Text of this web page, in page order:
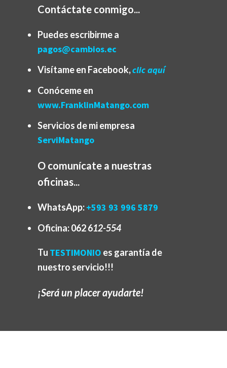
Contáctate conmigo...
Puedes escribirme a
pagos@cambios.ec
Visítame en Facebook,clic aquí
Conóceme en
www.FranklinMatango.com
Servicios de mi empresa
ServiMatango
O comunícate a nuestras
oficinas...
WhatsApp:+593 93 996 5879
Oficina:062 612-554
Tu TESTIMONIO es garantía de
nuestro servicio!!!
¡Será un placer ayudarte!